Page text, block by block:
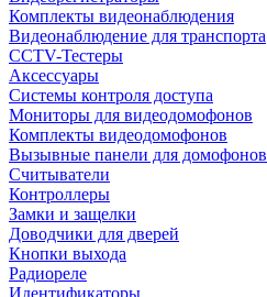
Комплекты видеонаблюдения
Видеонаблюдение для транспорта
CCTV-Тестеры
Аксессуары
Системы контроля доступа
Мониторы для видеодомофонов
Комплекты видеодомофонов
Вызывные панели для домофонов
Считыватели
Контроллеры
Замки и защелки
Доводчики для дверей
Кнопки выхода
Радиореле
Идентификаторы